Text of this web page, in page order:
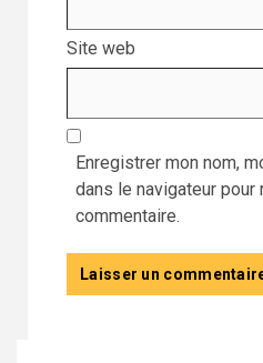
Site web
Enregistrer mon nom,
dans le navigateur pour
commentaire.